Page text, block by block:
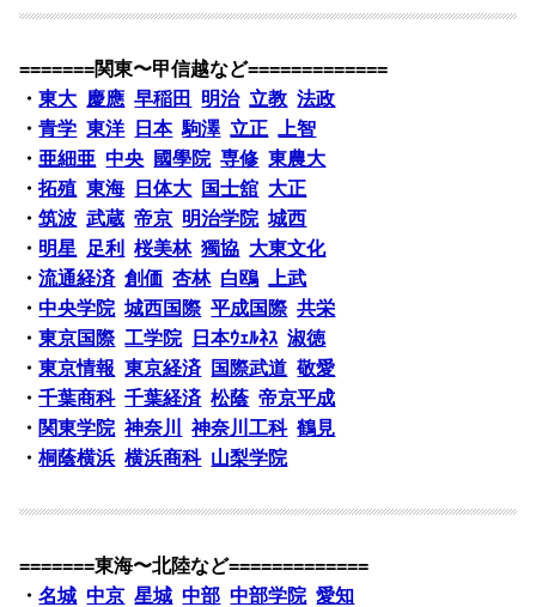
=======関東〜甲信越など=============
・東大 慶應 早稲田 明治 立教 法政
・青学 東洋 日本 駒澤 立正 上智
・亜細亜 中央 國學院 専修 東農大
・拓殖 東海 日体大 国士舘 大正
・筑波 武蔵 帝京 明治学院 城西
・ 明星 足利 桜美林 獨協 大東文化
・流通経済 創価 杏林 白鴎 上武
・中央学院 城西国際 平成国際 共栄
・東京国際 工学院 日本ｳｪﾙﾈｽ 淑徳
・東京情報 東京経済 国際武道 敬愛
・千葉商科 千葉経済 松蔭 帝京平成
・ 関東学院 神奈川 神奈川工科 鶴見
・桐蔭横浜 横浜商科 山梨学院
=======東海〜北陸など=============
・名城 中京 星城 中部 中部学院 愛知